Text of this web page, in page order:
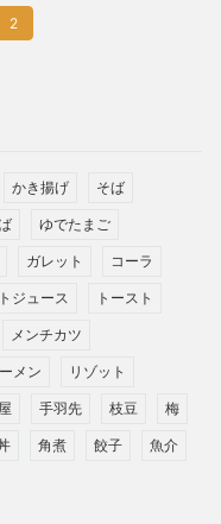
2
かき揚げ そば
ゆでたまご
ガレット コーラ
ジュース トースト
メンチカツ
メン リゾット
手羽先 枝豆 梅
角煮 餃子 魚介